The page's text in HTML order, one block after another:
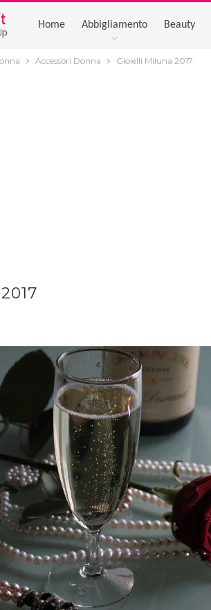
Home Abbigliamento Beauty
Accessori Donna Gioielli Miluna 2017